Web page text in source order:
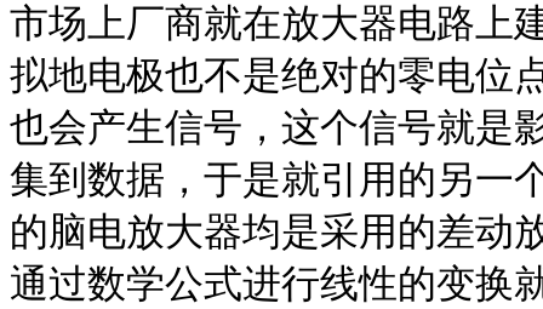
市场上厂商就在放大器电路上
拟地电极也不是绝对的零电位
也会产生信号，这个信号就是
集到数据，于是就引用的另一
的脑电放大器均是采用的差动
通过数学公式进行线性的变换